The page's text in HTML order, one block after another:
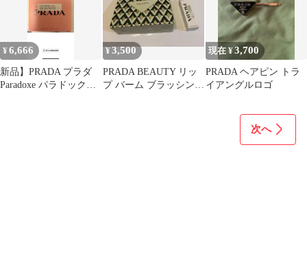
¥6,666
新品】PRADA プラダ
Paradoxe パラドックス
¥3,500
PRADA BEAUTY リッ
プ バーム ブラッシング
現在 ¥3,700
PRADA ヘアピン トラ
イアングルロゴ
次へ